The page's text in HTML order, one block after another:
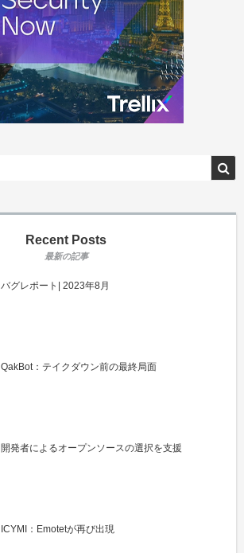
Recent Posts
バグレポート| 2023年8月
QakBot：テイクダウン前の最終局面
開発者によるオープンソースの選択を支援
ICYMI：Emotetが再び出現